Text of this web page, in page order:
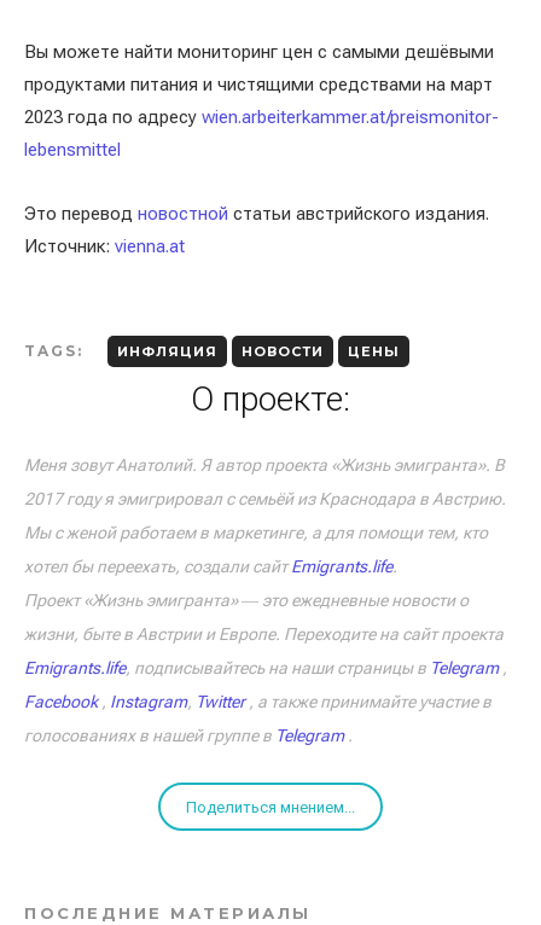
Вы можете найти мониторинг цен с самыми дешёвыми
продуктами питания и чистящими средствами на март
2023 года по адресу wien.arbeiterkammer.at/preismonitor-
lebensmittel
Это перевод новостной статьи австрийского издания.
Источник: vienna.at
TAGS: ИНФЛЯЦИЯ НОВОСТИ ЦЕНЫ
О проекте:
Меня зовут Анатолий. Я автор проекта «Жизнь эмигранта». В
2017 году я эмигрировал с семьёй из Краснодара в Австрию.
Мы с женой работаем в маркетинге, а для помощи тем, кто
хотел бы переехать, создали сайтEmigrants.life.
Проект «Жизнь эмигранта» ― это ежедневные новости о
жизни, быте в Австрии и Европе. Переходите на сайт проекта
Emigrants.life, подписывайтесь на наши страницы в Telegram,
Facebook, Instagram, Twitter, а также принимайте участие в
голосованиях в нашей группе в Telegram.
Поделиться мнением...
ПОСЛЕДНИЕ МАТЕРИАЛЫ